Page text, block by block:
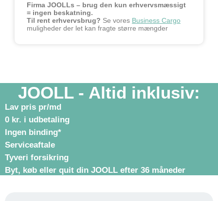
Firma JOOLLs – brug den kun erhvervsmæssigt
= ingen beskatning.
Til rent erhvervsbrug? Se vores Business Cargo
muligheder der let kan fragte større mængder
JOOLL - Altid inklusiv:
Lav pris pr/md
0 kr. i udbetaling
Ingen binding*
Serviceaftale
Tyveri forsikring
Byt, køb eller quit din JOOLL efter 36 måneder